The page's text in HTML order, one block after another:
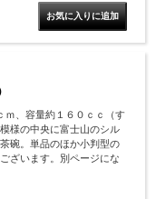
ｍ、容量約１６０ｃｃ（す
様の中央に富士山のシル
碗。単品のほか小判型の
ざいます。別ページにな